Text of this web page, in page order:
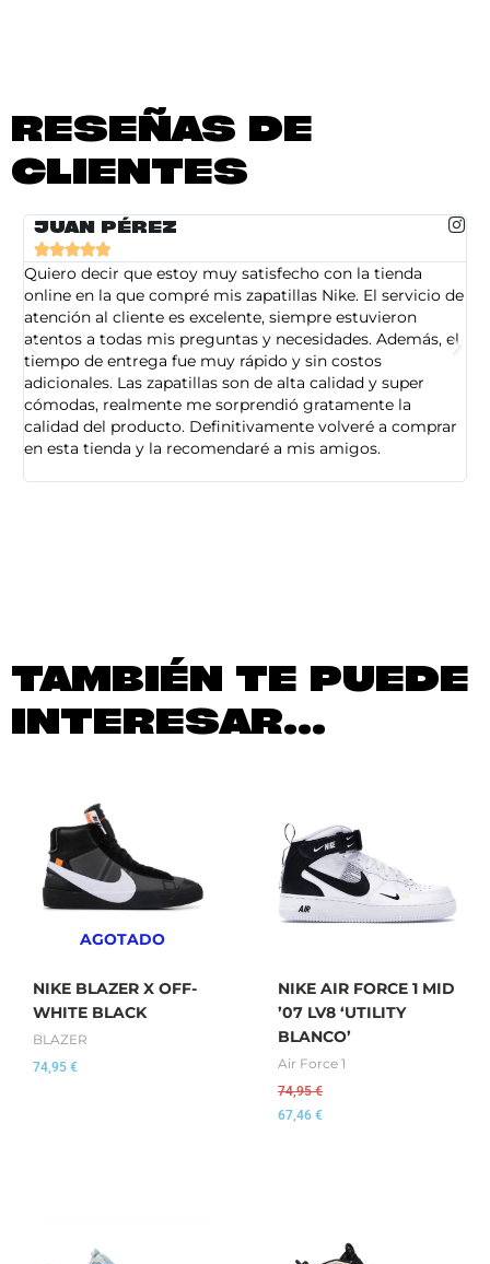
RESEÑAS DE
CLIENTES
JUAN PÉREZ

Quiero decir que estoy muy satisfecho con la tienda
online en la que compré mis zapatillas Nike. El servicio de
atención al cliente es excelente, siempre estuvieron
atentos a todas mis preguntas y necesidades. Además, el
tiempo de entrega fue muy rápido y sin costos
adicionales. Las zapatillas son de alta calidad y super
cómodas, realmente me sorprendió gratamente la
calidad del producto. Definitivamente volveré a comprar
en esta tienda y la recomendaré a mis amigos.
TAMBIÉN TE PUEDE
INTERESAR...
AGOTADO
NIKE BLAZER X OFF-
WHITE BLACK
BLAZER
74,95 €
NIKE AIR FORCE 1 MID
’07 LV8 ‘UTILITY
BLANCO’
Air Force 1
74,95€
67,46 €